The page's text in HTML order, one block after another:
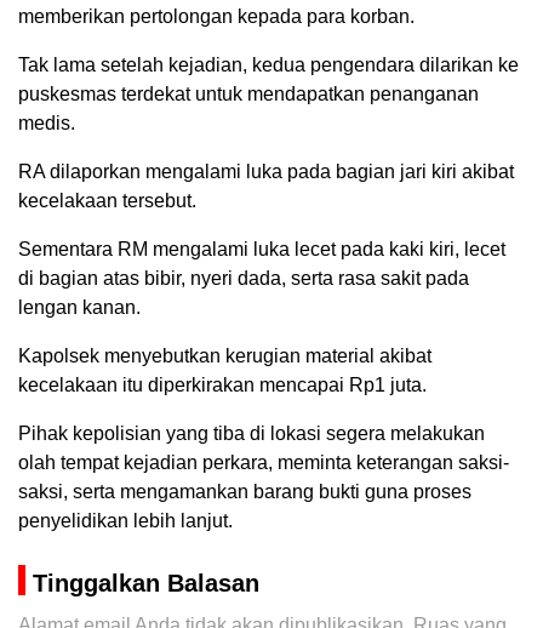
memberikan pertolongan kepada para korban.
Tak lama setelah kejadian, kedua pengendara dilarikan ke
puskesmas terdekat untuk mendapatkan penanganan
medis.
RA dilaporkan mengalami luka pada bagian jari kiri akibat
kecelakaan tersebut.
Sementara RM mengalami luka lecet pada kaki kiri, lecet
di bagian atas bibir, nyeri dada, serta rasa sakit pada
lengan kanan.
Kapolsek menyebutkan kerugian material akibat
kecelakaan itu diperkirakan mencapai Rp1 juta.
Pihak kepolisian yang tiba di lokasi segera melakukan
olah tempat kejadian perkara, meminta keterangan saksi-
saksi, serta mengamankan barang bukti guna proses
penyelidikan lebih lanjut.
Tinggalkan Balasan